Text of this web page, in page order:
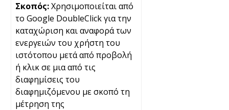
Χρησιμοποιείται από
το Google DoubleClick για την
καταχώριση και αναφορά των
ενεργειών του χρήστη του
ιστότοπου μετά από προβολή
ή κλικ σε μια από τις
διαφημίσεις του
διαφημιζόμενου με σκοπό τη
μέτρηση της